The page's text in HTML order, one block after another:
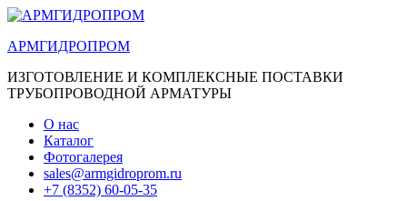
АРМГИДРОПРОМ
ИЗГОТОВЛЕНИЕ И КОМПЛЕКСНЫЕ ПОСТАВКИ
ТРУБОПРОВОДНОЙ АРМАТУРЫ
О нас
Каталог
Фотогалерея
sales@armgidroprom.ru
+7 (8352) 60-05-35